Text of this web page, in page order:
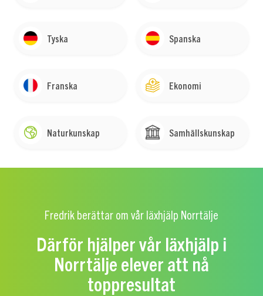
Tyska Spanska
Franska Ekonomi
Naturkunskap Samhällskunskap
Fredrik berättar om vår läxhjälp Norrtälje
Därför hjälper vår läxhjälp i
Norrtälje elever att nå
toppresultat